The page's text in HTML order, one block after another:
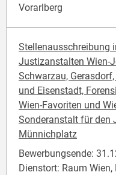
Vorarlberg
Stellenausschreibung
Justizanstalten Wien-
Schwarzau,
und Eisenstadt,
Wien-Favoriten und
Sonderanstalt für den
Münnichplatz
Bewerbungsende:
Dienstort: Raum